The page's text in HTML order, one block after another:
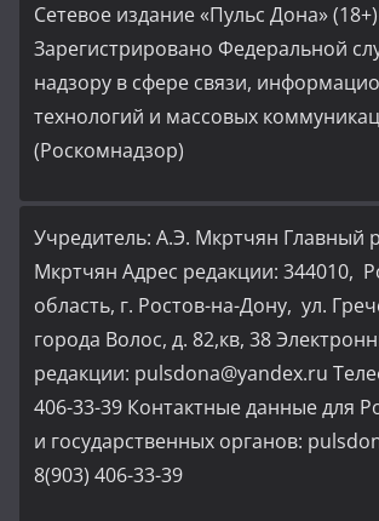
Сетевое издание «Пульс Дона» (18+)
Зарегистрировано Федеральной
надзору в сфере связи,
технологий и массовых
(Роскомнадзор)
Учредитель: А.Э. Мкртчян Главный
Мкртчян Адрес редакции: 344010,
область, г. Ростов-на-Дону, ул.
города Волос, д. 82,кв, 38
редакции: pulsdona@yandex.ru
406-33-39 Контактные данные для
и государственных органов:
8(903) 406-33-39